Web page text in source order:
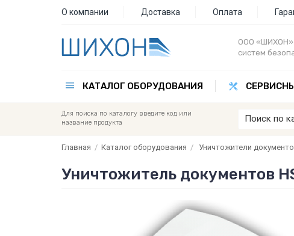
О компании Доставка Оплата
ООО «ШИХОН»
систем
КАТАЛОГ ОБОРУДОВАНИЯ
Для поиска по каталогу введите код или
название продукта
Главная / Каталог оборудования / Уничтожители
Уничтожитель документов